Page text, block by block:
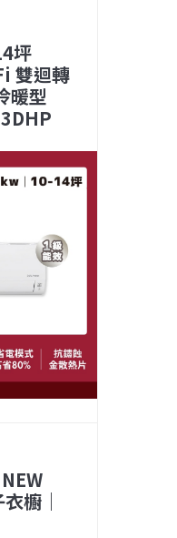
坪
雙迴轉
暖型
櫥｜